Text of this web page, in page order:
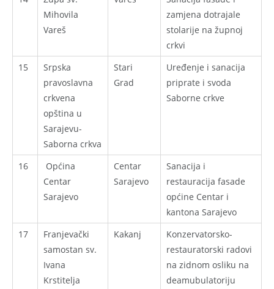
Mihovila
Vareš
zamjena dotrajale
stolarije na župnoj
crkvi
15
Srpska
pravoslavna
crkvena
opština u
Sarajevu-
Saborna crkva
Stari
Grad
Uređenje i sanacija
priprate i svoda
Saborne crkve
16
Općina
Centar
Sarajevo
Centar
Sarajevo
Sanacija i
restauracija fasade
općine Centar i
kantona Sarajevo
17
Franjevački
samostan sv.
Ivana
Krstitelja
Kakanj
Konzervatorsko-
restauratorski radovi
na zidnom osliku na
deamubulatoriju